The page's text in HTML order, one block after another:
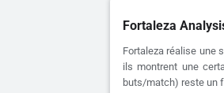
Fortaleza
Fortaleza réalise une
ils montrent une
buts/match) reste un